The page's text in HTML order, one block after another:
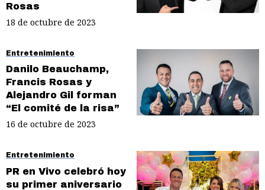
Rosas
18 de octubre de 2023
Entretenimiento
Danilo Beauchamp,
Francis Rosas y
Alejandro Gil forman
“El comité de la risa”
16 de octubre de 2023
Entretenimiento
PR en Vivo celebró hoy
su primer aniversario